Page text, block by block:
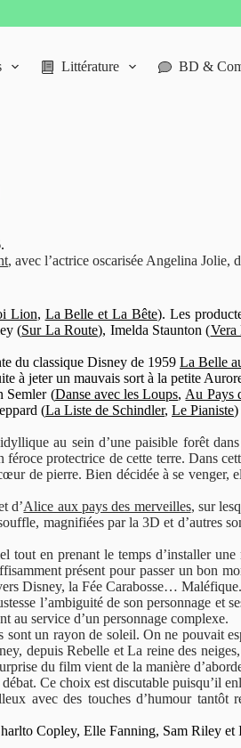
Littérature BD &
, avec l’actrice oscarisée Angelina Jolie,
Lion, La Belle et La Bête). Les
(Sur La Route), Imelda Staunton (Vera
du classique Disney de 1959 La Belle
à jeter un mauvais sort à la petite
Semler (Danse avec les Loups, Au Pays
(La Liste de Schindler, Le Pianiste)
au sein d’une paisible forêt
protectrice de cette terre. Dans
de pierre. Bien décidée à se venger,
d’Alice aux pays des merveilles, sur
magnifiées par la 3D et d’autres
en prenant le temps d’installer
présent pour passer un bon
Disney, la Fée Carabosse… Maléfique.
l’ambiguité de son personnage
au service d’un personnage complexe.
un rayon de soleil. On ne pouvait
depuis Rebelle et La reine des
du film vient de la manière
Ce choix est discutable puisqu’il
avec des touches d’humour
Copley, Elle Fanning, Sam Riley et